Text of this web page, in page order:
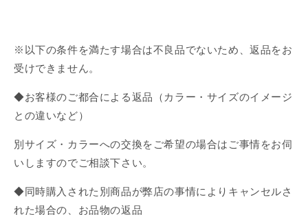
※以下の条件を満たす場合は不良品でないため、返品をお
受けできません。
◆お客様のご都合による返品（カラー・サイズのイメージ
との違いなど）
別サイズ・カラーへの交換をご希望の場合はご事情をお伺
いしますのでご相談下さい。
◆同時購入された別商品が弊店の事情によりキャンセルさ
れた場合の、お品物の返品